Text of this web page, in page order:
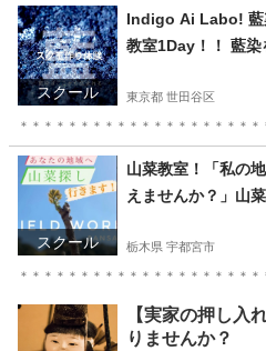
スクール
Indigo Ai Labo! 藍染＆藍建てコンプリート体験
教室1Day！！ 藍染
東京都 世田谷区
＊＊＊＊＊＊＊＊＊＊＊＊＊＊＊＊＊＊＊
東京 世田谷区 日本文化 藍染
スクール
山菜教室！「私の
えませんか？」山
栃木県 宇都宮市
＊＊＊＊＊＊＊＊＊＊＊＊＊＊＊＊＊＊＊
栃木 宇都宮市 生活知識 山菜
【実家の押し入
りませんか？